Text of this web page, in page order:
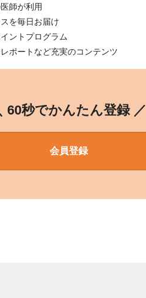
師が利用
を毎日お届け
ントプログラム
ポートなど充実のコンテンツ
60秒でかんたん登録 ／
会員登録